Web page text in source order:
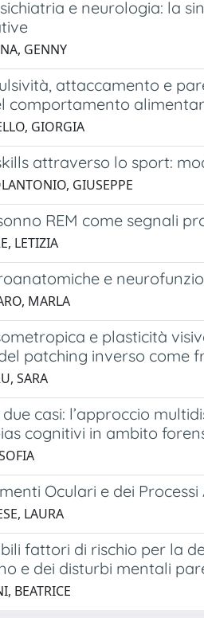
e neurologia: la
GENNY
attaccamento e
comportamento
GIORGIA
attraverso lo sport:
GIUSEPPE
REM come segnali
LETIZIA
e
MARLA
e plasticità
patching inverso come
SARA
casi: l’approccio
cognitivi in ambito
Oculari e dei
LAURA
fattori di rischio per la
e dei disturbi mentali
BEATRICE